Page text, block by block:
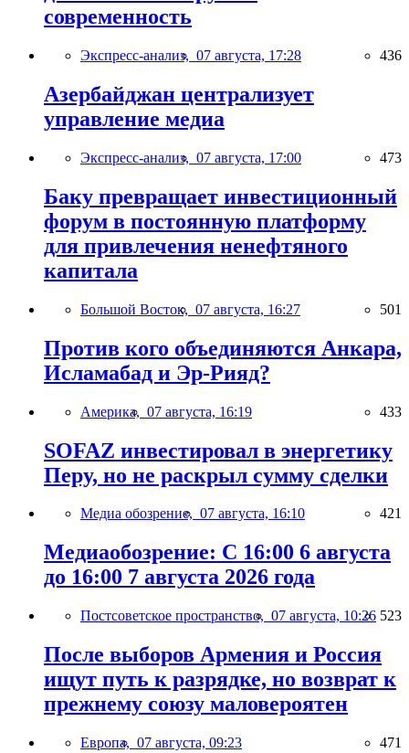
современность
Экспресс-анализ, 07 августа, 17:28 436
Азербайджан централизует
управление медиа
Экспресс-анализ, 07 августа, 17:00 473
Баку превращает инвестиционный
форум в постоянную платформу
для привлечения ненефтяного
капитала
Большой Восток, 07 августа, 16:27 501
Против кого объединяются Анкара,
Исламабад и Эр-Рияд?
Америка, 07 августа, 16:19 433
SOFAZ инвестировал в энергетику
Перу, но не раскрыл сумму сделки
Медиа обозрение, 07 августа, 16:10 421
Медиаобозрение: С 16:00 6 августа
до 16:00 7 августа 2026 года
Постсоветское пространство, 07 августа, 10:26 523
После выборов Армения и Россия
ищут путь к разрядке, но возврат к
прежнему союзу маловероятен
Европа, 07 августа, 09:23 471